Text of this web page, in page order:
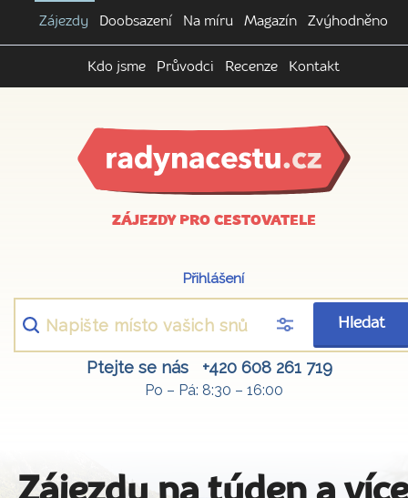
Zájezdy Doobsazení Na míru Magazín Zvýhodněno
Kdo jsme Průvodci Recenze Kontakt
ZÁJEZDY PRO CESTOVATELE
Přihlášení
Hledat
Ptejte se nás +420 608 261 719
Po – Pá: 8:30 – 16:00